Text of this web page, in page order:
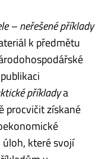
– neřešené příklady
k předmětu
příkladya
procvičit získané
úloh, které svojí